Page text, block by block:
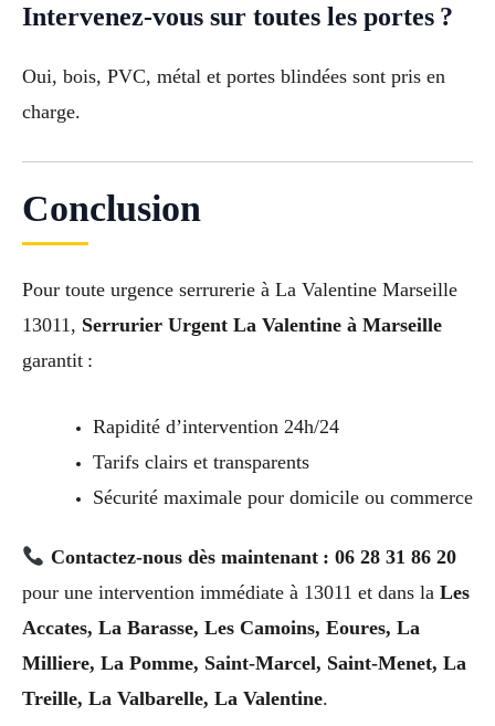
Intervenez-vous sur toutes les portes ?
Oui, bois, PVC, métal et portes blindées sont pris en
charge.
Conclusion
Pour toute urgence serrurerie à La Valentine Marseille
13011, Serrurier Urgent La Valentine à Marseille
garantit :
Rapidité d’intervention 24h/24
Tarifs clairs et transparents
Sécurité maximale pour domicile ou commerce
Contactez-nous dès maintenant : 06 28 31 86 20
pour une intervention immédiate à 13011 et dans la Les
Accates, La Barasse, Les Camoins, Eoures, La
Milliere, La Pomme, Saint-Marcel, Saint-Menet, La
Treille, La Valbarelle, La Valentine.